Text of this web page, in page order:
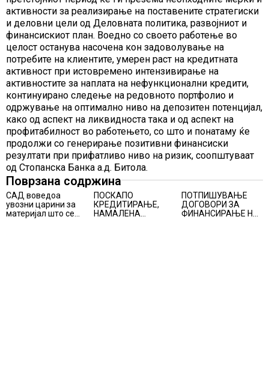
активности за реализирање на поставените стратегиски
и деловни цели од Деловната политика, развојниот и
финансискиот план. Воедно со своето работење во
целост останува насочена кон задоволување на
потребите на клиентите, умерен раст на кредитната
активност при истовремено интензивирање на
активностите за наплата на нефункционални кредити,
континуирано следење на редовното портфолио и
одржување на оптимално ниво на депозитен потенцијал,
како од аспект на ликвидноста така и од аспект на
профитабилност во работењето, со што и понатаму ќе
продолжи со генерирање позитивни финансиски
резултати при прифатливо ниво на ризик, соопштуваат
од Стопанска Банка а.д. Битола.
Поврзана содржина
САД воведоа
увозни царини за
материјал што се
ПОСКАПО
КРЕДИТИРАЊЕ,
НАМАЛЕНА
ПОТПИШУВАЊЕ
ДОГОВОРИ ЗА
ФИНАНСИРАЊЕ НА